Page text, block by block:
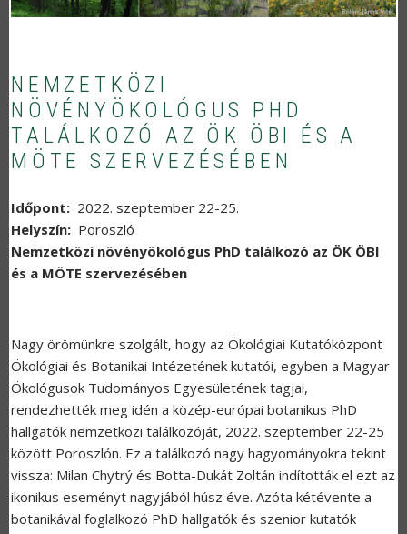
NEMZETKÖZI
NÖVÉNYÖKOLÓGUS PHD
TALÁLKOZÓ AZ ÖK ÖBI ÉS A
MÖTE SZERVEZÉSÉBEN
Időpont
2022. szeptember 22-25.
Helyszín
Poroszló
Nemzetközi növényökológus PhD találkozó az ÖK ÖBI
és a MÖTE szervezésében
Nagy örömünkre szolgált, hogy az Ökológiai Kutatóközpont
Ökológiai és Botanikai Intézetének kutatói, egyben a Magyar
Ökológusok Tudományos Egyesületének tagjai,
rendezhették meg idén a közép-európai botanikus PhD
hallgatók nemzetközi találkozóját, 2022. szeptember 22-25
között Poroszlón. Ez a találkozó nagy hagyományokra tekint
vissza: Milan Chytrý és Botta-Dukát Zoltán indították el ezt az
ikonikus eseményt nagyjából húsz éve. Azóta kétévente a
botanikával foglalkozó PhD hallgatók és szenior kutatók